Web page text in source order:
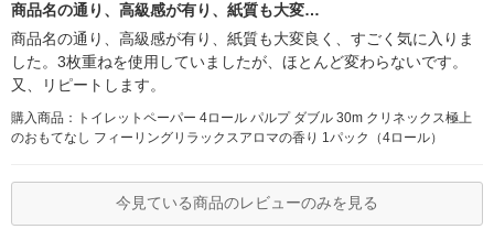
商品名の通り、高級感が有り、紙質も大変…
商品名の通り、高級感が有り、紙質も大変良く、すごく気に入りま
した。3枚重ねを使用していましたが、ほとんど変わらないです。
又、リピートします。
購入商品：トイレットペーパー 4ロール パルプ ダブル 30m クリネックス極上
のおもてなし フィーリングリラックスアロマの香り 1パック（4ロール）
今見ている商品のレビューのみを見る